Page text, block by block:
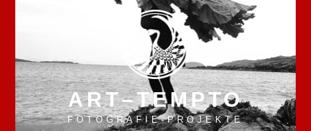
ART–TEMPTO
FOTOGRAFIE-PROJEKTE